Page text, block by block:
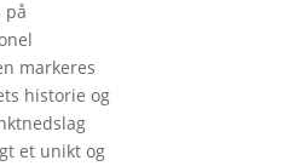
på
markeres
historie og
et unikt og